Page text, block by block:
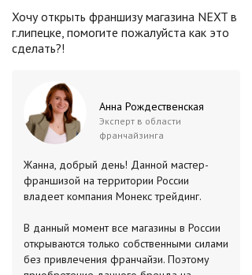
Хочу открыть франшизу магазина NEXT в
г.липецке, помогите пожалуйста как это
сделать?!
Анна Рождественская
Эксперт в области
франчайзинга
Жанна, добрый день! Данной мастер-
франшизой на территории России
владеет компания Монекс трейдинг.
В данный момент все магазины в России
открываются только собственными силами
без привлечения франчайзи. Поэтому